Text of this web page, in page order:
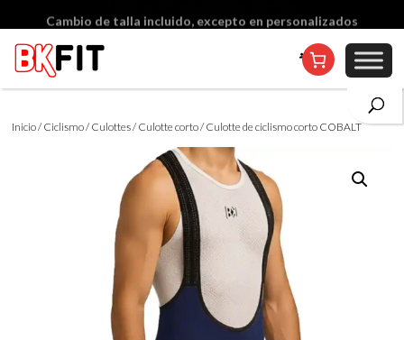
Cambio de talla incluido, excepto en personalizados
Inicio/ Ciclismo/ Culottes/ Culotte corto/ Culotte de ciclismo corto COBALT